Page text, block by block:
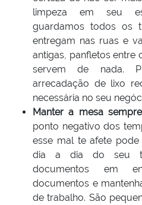
limpeza em seu
guardamos todos os
entregam nas ruas e
antigas, panfletos entre
servem de nada.
arrecadação de lixo
necessária no seu
Manter a mesa
ponto negativo dos
esse mal te afete
dia a dia do seu
documentos em
documentos e
de trabalho. São